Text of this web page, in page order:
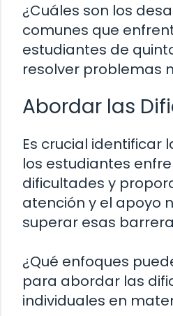
¿Cuáles son los
comunes que
estudiantes de
resolver problemas
Abordar las
Es crucial identificar
los estudiantes
dificultades y
atención y el apoyo
superar esas
¿Qué enfoques
para abordar las
individuales en